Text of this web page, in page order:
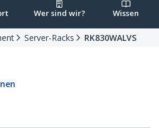
Wer sind wir? Wissen
Server-Racks
RK830WALVS